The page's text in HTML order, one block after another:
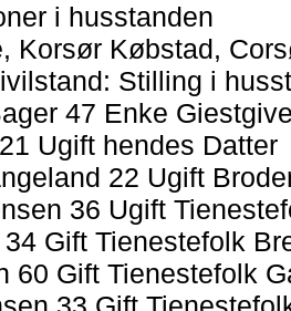
i husstanden
Korsør Købstad,
Stilling i
47 Enke
Ugift hendes Datter
22 Ugift
36 Ugift
Gift Tienestefolk
60 Gift Tienestefolk